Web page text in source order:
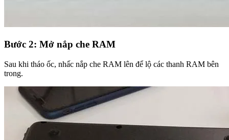
Bước 2: Mở nắp che RAM
Sau khi tháo ốc, nhấc nắp che RAM lên để lộ các thanh RAM bên
trong.